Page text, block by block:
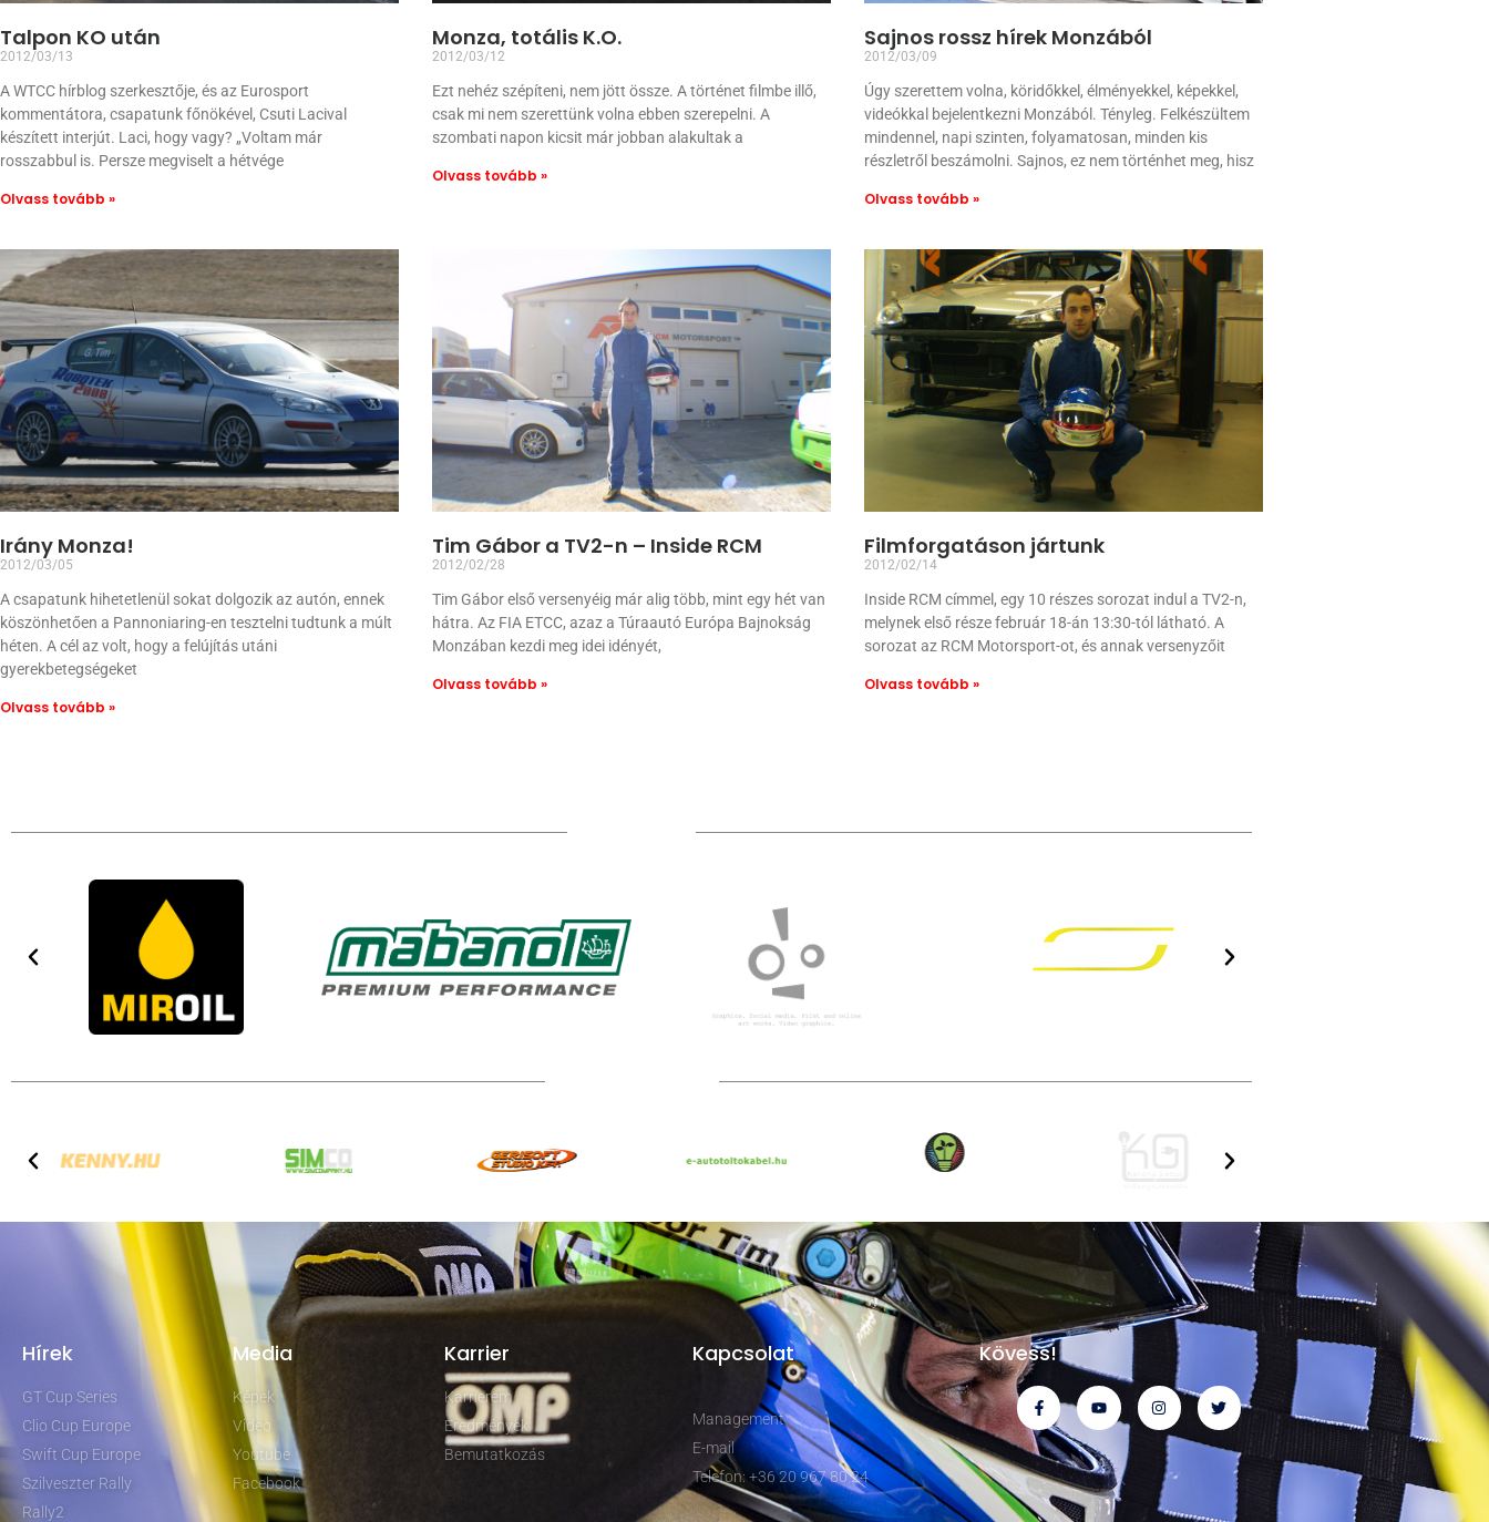
Talpon KO után
2012/03/13
A WTCC hírblog szerkesztője, és az Eurosport
kommentátora, csapatunk főnökével, Csuti Lacival
készített interjút. Laci, hogy vagy? „Voltam már
rosszabbul is. Persze megviselt a hétvége
Olvass tovább »
Monza, totális K.O.
2012/03/12
Ezt nehéz szépíteni, nem jött össze. A történet filmbe illő,
csak mi nem szerettünk volna ebben szerepelni. A
szombati napon kicsit már jobban alakultak a
Olvass tovább »
Sajnos rossz hírek Monzából
2012/03/09
Úgy szerettem volna, köridőkkel, élményekkel, képekkel,
videókkal bejelentkezni Monzából. Tényleg. Felkészültem
mindennel, napi szinten, folyamatosan, minden kis
részletről beszámolni. Sajnos, ez nem történhet meg, hisz
Olvass tovább »
Irány Monza!
2012/03/05
A csapatunk hihetetlenül sokat dolgozik az autón, ennek
köszönhetően a Pannoniaring-en tesztelni tudtunk a múlt
héten. A cél az volt, hogy a felújítás utáni
gyerekbetegségeket
Olvass tovább »
Tim Gábor a TV2-n – Inside RCM
2012/02/28
Tim Gábor első versenyéig már alig több, mint egy hét van
hátra. Az FIA ETCC, azaz a Túraautó Európa Bajnokság
Monzában kezdi meg idei idényét,
Olvass tovább »
Filmforgatáson jártunk
2012/02/14
Inside RCM címmel, egy 10 részes sorozat indul a TV2-n,
melynek első része február 18-án 13:30-tól látható. A
sorozat az RCM Motorsport-ot, és annak versenyzőit
Olvass tovább »
Hírek
GT Cup Series
Clio Cup Europe
Swift Cup Europe
Szilveszter Rally
Rally2
Media
Képek
Video
Youtube
Facebook
Karrier
Karrierem
Eredmények
Bemutatkozás
Kapcsolat
Management
E-mail
Telefon: +36 20 967 80 24
Kövess!